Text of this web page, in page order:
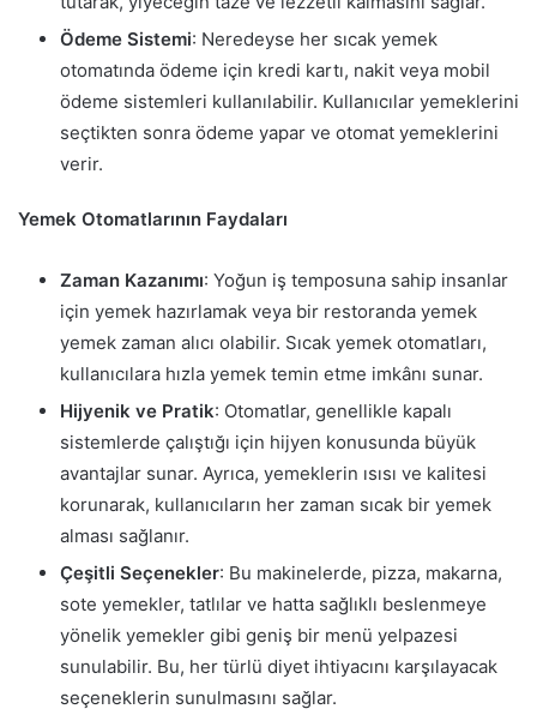
Ödeme Sistemi: Neredeyse her sıcak yemek
otomatında ödeme için kredi kartı, nakit veya mobil
ödeme sistemleri kullanılabilir. Kullanıcılar yemeklerini
seçtikten sonra ödeme yapar ve otomat yemeklerini
verir.
Yemek Otomatlarının Faydaları
Zaman Kazanımı: Yoğun iş temposuna sahip insanlar
için yemek hazırlamak veya bir restoranda yemek
yemek zaman alıcı olabilir. Sıcak yemek otomatları,
kullanıcılara hızla yemek temin etme imkânı sunar.
Hijyenik ve Pratik: Otomatlar, genellikle kapalı
sistemlerde çalıştığı için hijyen konusunda büyük
avantajlar sunar. Ayrıca, yemeklerin ısısı ve kalitesi
korunarak, kullanıcıların her zaman sıcak bir yemek
alması sağlanır.
Çeşitli Seçenekler: Bu makinelerde, pizza, makarna,
sote yemekler, tatlılar ve hatta sağlıklı beslenmeye
yönelik yemekler gibi geniş bir menü yelpazesi
sunulabilir. Bu, her türlü diyet ihtiyacını karşılayacak
seçeneklerin sunulmasını sağlar.